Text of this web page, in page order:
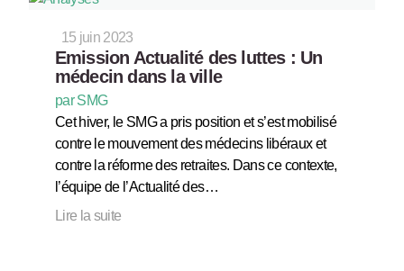
15 juin 2023
Emission Actualité des luttes : Un
médecin dans la ville
par SMG
Cet hiver, le SMG a pris position et s’est mobilisé
contre le mouvement des médecins libéraux et
contre la réforme des retraites. Dans ce contexte,
l’équipe de l’Actualité des…
Lire la suite